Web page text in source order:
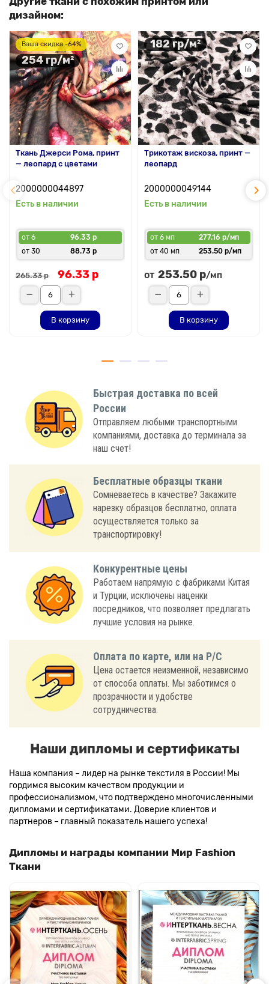
дизайном:
Ваша скидка -64%
254 гр/м²
Ткань Джерси Рома, принт
— леопард с цветами
2000000044897
Есть в наличии
от 6
96.33 р
от 30
88.73 р
265.33 р 96.33 р
В корзину
182 гр/м²
Трикотаж вискоза, принт —
леопард
2000000049144
Есть в наличии
от 6 мп
277.16 р/мп
от 40 мп
253.50 р/мп
от 253.50 р/мп
В корзину
Быстрая доставка по всей
России
Отправляем любыми транспортными
компаниями, доставка до терминала за
наш счет!
Бесплатные образцы ткани
Сомневаетесь в качестве? Закажите
нарезку образцов бесплатно, оплата
осуществляется только за
транспортировку!
Конкурентные цены
Работаем напрямую с фабриками Китая
и Турции, исключены наценки
посредников, что позволяет предлагать
лучшие условия на рынке.
Оплата по карте, или на Р/С
Цена остается неизменной, независимо
от способа оплаты. Мы заботимся о
прозрачности и удобстве
сотрудничества.
Наши дипломы и сертификаты
Наша компания – лидер на рынке текстиля в России! Мы
гордимся высоким качеством продукции и
профессионализмом, что подтверждено многочисленными
дипломами и сертификатами. Доверие клиентов и
партнеров – главный показатель нашего успеха!
Дипломы и награды компании Мир Fashion
Ткани